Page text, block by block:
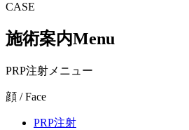
CASE
施術案内Menu
PRP注射メニュー
顔 / Face
PRP注射